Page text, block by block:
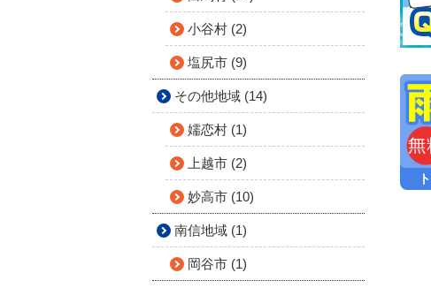
小谷村 (2)
塩尻市 (9)
その他地域 (14)
嬬恋村 (1)
上越市 (2)
妙高市 (10)
南信地域 (1)
岡谷市 (1)